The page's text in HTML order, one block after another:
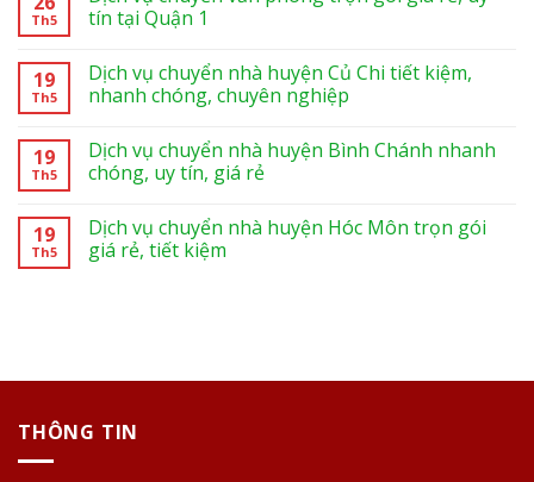
Th5
tín tại Quận 1
19
Th5
Dịch vụ chuyển nhà huyện Củ Chi tiết kiệm,
nhanh chóng, chuyên nghiệp
19
Th5
Dịch vụ chuyển nhà huyện Bình Chánh nhanh
chóng, uy tín, giá rẻ
19
Th5
Dịch vụ chuyển nhà huyện Hóc Môn trọn gói
giá rẻ, tiết kiệm
THÔNG TIN